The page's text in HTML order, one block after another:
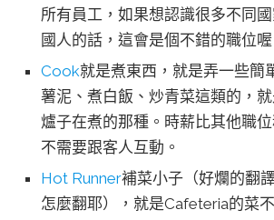
所有員工，如果想認識很多不同
國人的話，這會是個不錯的職位喔
Cook就是煮東西，就是弄一些簡
薯泥、煮白飯、炒青菜這類的，
爐子在煮的那種。時薪比其他職
不需要跟客人互動。
Hot Runner補菜小子（好爛的翻
怎麼翻耶），就是Cafeteria的菜